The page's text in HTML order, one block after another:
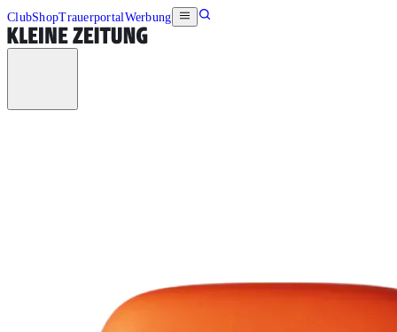
ClubShopTrauerportalWerbung